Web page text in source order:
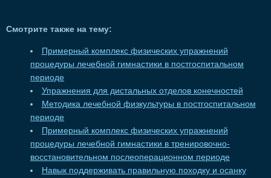
Смотрите также на тему:
Примерный комплекс физических упражнений
процедуры лечебной гимнастики в постгоспитальном
периоде
Упражнения для дистальных отделов конечностей
Методика лечебной физкультуры в постгоспитальном
периоде
Примерный комплекс физических упражнений
процедуры лечебной гимнастики в тренировочно-
восстановительном послеоперационном периоде
Навык поддерживать правильную походку и осанку